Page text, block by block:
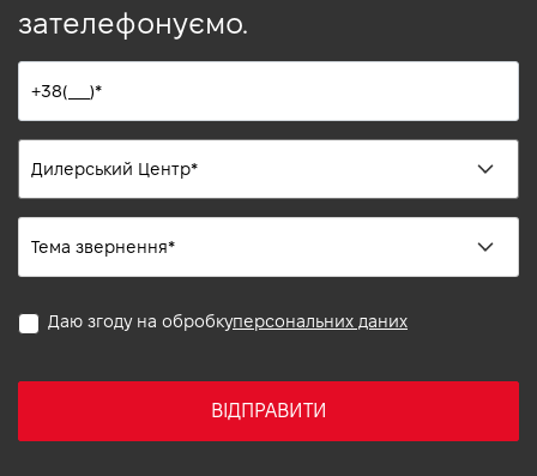
зателефонуємо.
Даю згоду на обробкуперсональних даних
ВІДПРАВИТИ